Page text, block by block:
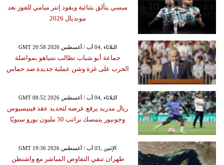
ميسي يتألق بثنائية ويقود إنتر ميامي للفوز بعد
مونديال 2026
GMT 20:58 2026 الثلاثاء ,04 آب / أغسطس
جماعة أبو شباب تطالب نتنياهو بمواصلة
الحرب على غزة وشن عملية جديدة ضد حماس
GMT 08:52 2026 الثلاثاء ,04 آب / أغسطس
ريال مدريد يرفع عرضه لتجديد عقد فينيسيوس
وجونيور يتمسك براتب 30 مليون يورو سنويًا
GMT 19:36 2026 الإثنين ,03 آب / أغسطس
طهران تنفي التفاوض المباشر مع واشنطن